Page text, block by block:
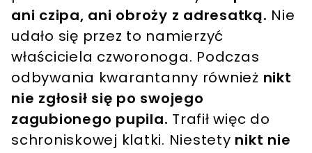
ani czipa, ani obroży z adresatką. Nie
udało się przez to namierzyć
właściciela czworonoga. Podczas
odbywania kwarantanny również nikt
nie zgłosił się po swojego
zagubionego pupila. Trafił więc do
schroniskowej klatki. Niestety nikt nie